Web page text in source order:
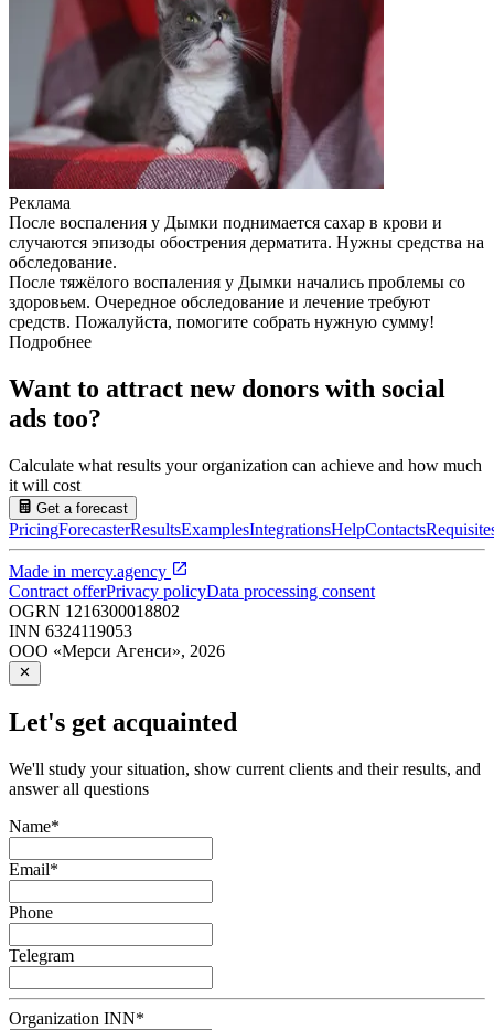
Реклама
После воспаления у Дымки поднимается сахар в крови и
случаются эпизоды обострения дерматита. Нужны средства на
обследование.
После тяжёлого воспаления у Дымки начались проблемы со
здоровьем. Очередное обследование и лечение требуют
средств. Пожалуйста, помогите собрать нужную сумму!
Подробнее
Want to attract new donors with social
ads too?
Calculate what results your organization can achieve and how much
it will cost
Get a forecast
PricingForecasterResultsExamplesIntegrationsHelpContacts
Made in mercy.agency
Contract offerPrivacy policyData processing consent
OGRN 1216300018802
INN 6324119053
ООО «Мерси Агенси», 2026
Let's get acquainted
We'll study your situation, show current clients and their results, and
answer all questions
Name*
Email*
Phone
Telegram
Organization INN*